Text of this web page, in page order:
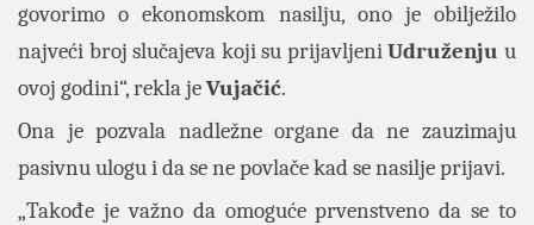
govorimo o ekonomskom nasilju, ono je obilježilo
najveći broj slučajeva koji su prijavljeniUdruženju u
ovoj godini“, rekla jeVujačić.
Ona je pozvala nadležne organe da ne zauzimaju
pasivnu ulogu i da se ne povlače kad se nasilje prijavi.
„Takođe je važno da omoguće prvenstveno da se to